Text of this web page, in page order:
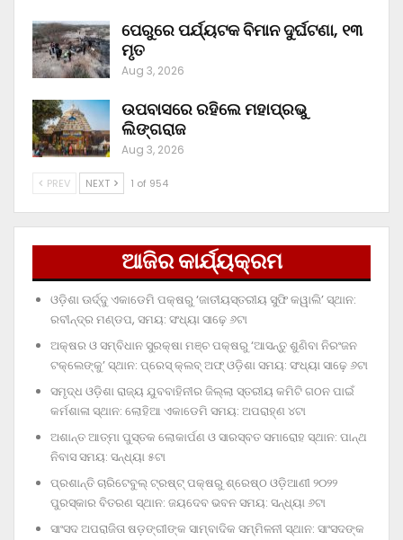
ପେରୁରେ ପର୍ଯ୍ୟଟକ ବିମାନ ଦୁର୍ଘଟଣା, ୧୩
ମୃତ
Aug 3, 2026
ଉପବାସରେ ରହିଲେ ମହାପ୍ରଭୁ
ଲିଙ୍ଗରାଜ
Aug 3, 2026
PREV NEXT 1 of 954
ଆଜିର କାର୍ଯ୍ୟକ୍ରମ
ଓଡ଼ିଶା ଊର୍ଦ୍ଦୁ ଏକାଡେମି ପକ୍ଷରୁ ‘ଜାତୀୟସ୍ତରୀୟ ସୁଫି କୱାଲି’ ସ୍ଥାନ:
ରବୀନ୍ଦ୍ର ମଣ୍ଡପ, ସମୟ: ସଂଧ୍ୟା ସାଢ଼େ ୬ଟା
ଅକ୍ଷର ଓ ସମ୍ବିଧାନ ସୁରକ୍ଷା ମଞ୍ଚ ପକ୍ଷରୁ ‘ଆସନ୍ତୁ ଶୁଣିବା ନିରଂଜନ
ଟକ୍‌ଲେଙ୍କୁ’ ସ୍ଥାନ: ପ୍ରେସ୍‌ କ୍ଲବ୍‌ ଅଫ୍‌ ଓଡ଼ିଶା ସମୟ: ସଂଧ୍ୟା ସାଢ଼େ ୬ଟା
ସମୃଦ୍ଧ ଓଡ଼ିଶା ରାଜ୍ୟ ଯୁବବାହିନୀର ଜିଲ୍ଲା ସ୍ତରୀୟ କମିଟି ଗଠନ ପାଇଁ
କର୍ମଶାଳା ସ୍ଥାନ: ଲୋହିଆ ଏକାଡେମି ସମୟ: ଅପରାହ୍‌ଣ ୪ଟା
ଅଶାନ୍ତ ଆତ୍ମା ପୁସ୍ତକ ଲୋକାର୍ପଣ ଓ ସାରସ୍ବତ ସମାରୋହ ସ୍ଥାନ: ପାନ୍ଥ
ନିବାସ ସମୟ: ସନ୍ଧ୍ୟା ୫ଟା
ପ୍ରଶାନ୍ତି ଚାରିଟେବୁଲ୍‌ ଟ୍ରଷ୍ଟ୍‌ ପକ୍ଷରୁ ଶ୍ରେଷ୍ଠ ଓଡ଼ିଆଣୀ ୨୦୨୨
ପୁରସ୍କାର ବିତରଣ ସ୍ଥାନ: ଜୟଦେବ ଭବନ ସମୟ: ସନ୍ଧ୍ୟା ୬ଟା
ସାଂସଦ ଅପରାଜିତା ଷଡ଼ଙ୍ଗୀଙ୍କ ସାମ୍ବାଦିକ ସମ୍ମିଳନୀ ସ୍ଥାନ: ସାଂସଦଙ୍କ